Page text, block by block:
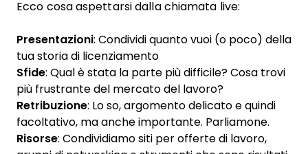
Ecco cosa aspettarsi dalla chiamata live:
Presentazioni: Condividi quanto vuoi (o poco) della
tua storia di licenziamento
Sfide: Qual è stata la parte più difficile? Cosa trovi
più frustrante del mercato del lavoro?
Retribuzione: Lo so, argomento delicato e quindi
facoltativo, ma anche importante. Parliamone.
Risorse: Condividiamo siti per offerte di lavoro,